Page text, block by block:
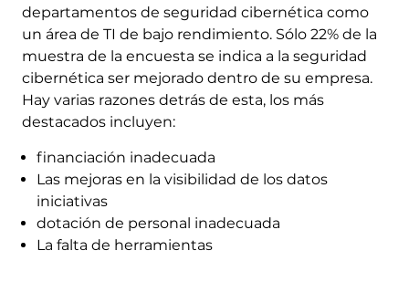
departamentos de seguridad cibernética como
un área de TI de bajo rendimiento. Sólo 22% de la
muestra de la encuesta se indica a la seguridad
cibernética ser mejorado dentro de su empresa.
Hay varias razones detrás de esta, los más
destacados incluyen:
financiación inadecuada
Las mejoras en la visibilidad de los datos
iniciativas
dotación de personal inadecuada
La falta de herramientas